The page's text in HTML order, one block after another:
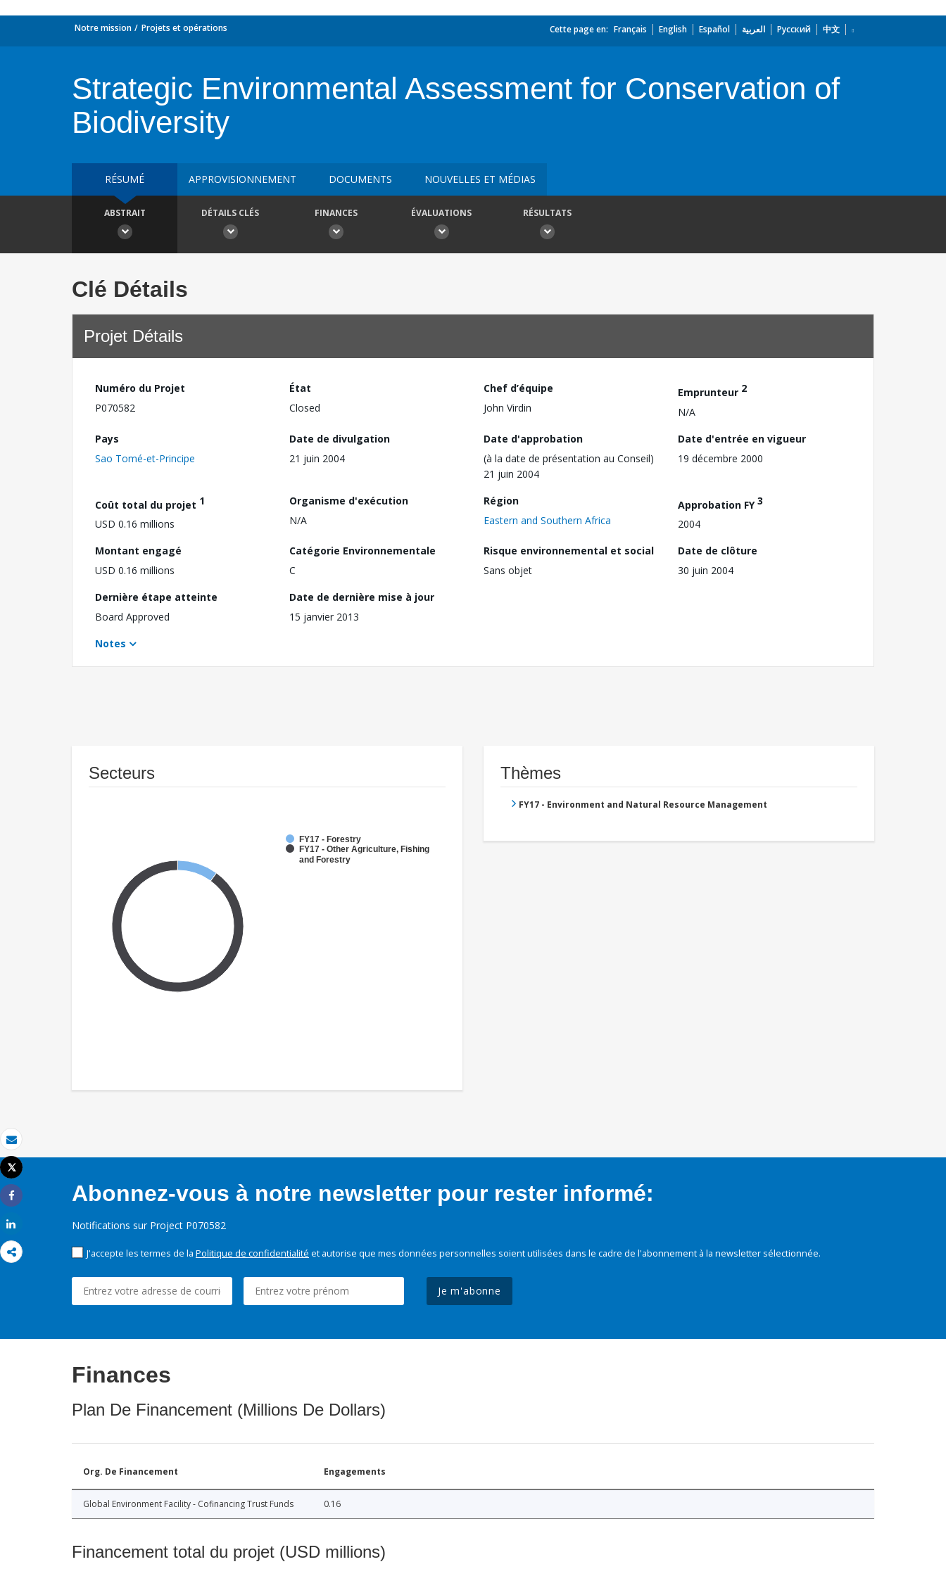
Email
Imprimer
Tweet
Share
Notre mission Projets et opérations Cette page en: Français English Español العربية Русский 中文
Strategic Environmental Assessment for Conservation of
Biodiversity
RÉSUMÉ APPROVISIONNEMENT DOCUMENTS NOUVELLES ET MÉDIAS
ABSTRAIT DÉTAILS CLÉS FINANCES ÉVALUATIONS RÉSULTATS
Clé Détails
Projet Détails
Numéro du Projet
P070582
État
Closed
Chef d’équipe
John Virdin
Emprunteur 2
N/A
Pays
Sao Tomé-et-Principe
Date de divulgation
21 juin 2004
Date d'approbation
(à la date de présentation au Conseil)
21 juin 2004
Date d'entrée en vigueur
19 décembre 2000
Coût total du projet 1
USD 0.16 millions
Organisme d'exécution
N/A
Région
Eastern and Southern Africa
Approbation FY3
2004
Montant engagé
USD 0.16 millions
Catégorie Environnementale
C
Risque environnemental et social
Sans objet
Date de clôture
30 juin 2004
Dernière étape atteinte
Board Approved
Date de dernière mise à jour
15 janvier 2013
Notes
Secteurs
FY17 - Forestry
FY17 - Other Agriculture, Fishing
and Forestry
Thèmes
FY17 - Environment and Natural Resource Management
Abonnez-vous à notre newsletter pour rester informé:
Notifications sur Project P070582
J'accepte les termes de la Politique de confidentialité et autorise que mes données personnelles soient utilisées dans le cadre de l'abonnement à la newsletter sélectionnée.
Je m'abonne
Finances
Plan De Financement (Millions De Dollars)
Org. De Financement Engagements
Global Environment Facility - Cofinancing Trust Funds 0.16
Financement total du projet (USD millions)